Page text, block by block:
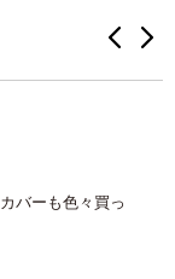
バーも色々買っ